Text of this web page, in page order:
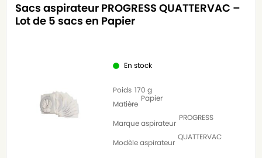
Sacs aspirateur PROGRESS QUATTERVAC –
Lot de 5 sacs en Papier
En stock
Poids 170 g
Matière
Papier
Marque aspirateur
PROGRESS
Modèle aspirateur
QUATTERVAC